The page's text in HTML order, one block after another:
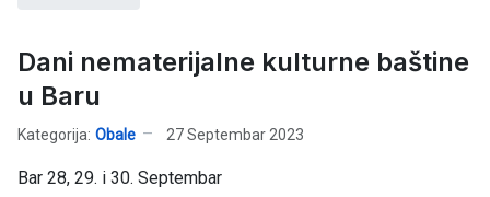
Dani nematerijalne kulturne baštine
u Baru
Kategorija: Obale 27 Septembar 2023
Bar 28, 29. i 30. Septembar